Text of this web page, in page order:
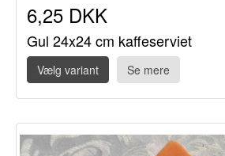
6,25 DKK
Gul 24x24 cm kaffeserviet
Vælg variant Se mere